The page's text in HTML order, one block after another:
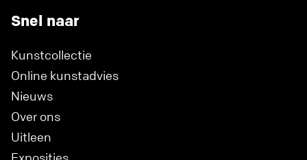
Snel naar
Kunstcollectie
Online kunstadvies
Nieuws
Over ons
Uitleen